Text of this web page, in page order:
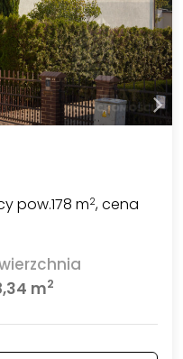
pow.178 m2, cena
m2